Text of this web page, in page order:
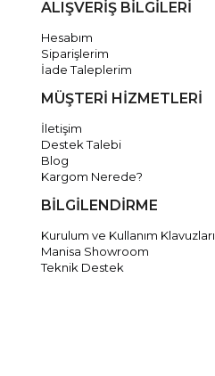
ALIŞVERİŞ BİLGİLERİ
Hesabım
Siparişlerim
İade Taleplerim
MÜŞTERİ HİZMETLERİ
İletişim
Destek Talebi
Blog
Kargom Nerede?
BİLGİLENDİRME
Kurulum ve Kullanım Klavuzları
Manisa Showroom
Teknik Destek